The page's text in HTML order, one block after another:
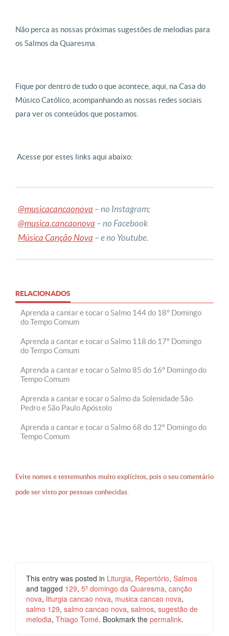
Não perca as nossas próximas sugestões de melodias para
os Salmos da Quaresma.
Fique por dentro de tudo o que acontece, aqui, na Casa do
Músico Católico, acompanhando as nossas redes sociais
para ver os conteúdos que postamos.
Acesse por estes links aqui abaixo:
@musicacancaonova – no Instagram;
@musica.cancaonova – no Facebook
Música Canção Nova – e no Youtube.
RELACIONADOS
Aprenda a cantar e tocar o Salmo 144 do 18° Domingo
do Tempo Comum
Aprenda a cantar e tocar o Salmo 118 do 17º Domingo
do Tempo Comum
Aprenda a cantar e tocar o Salmo 85 do 16º Domingo do
Tempo Comum
Aprenda a cantar e tocar o Salmo da Solenidade São
Pedro e São Paulo Apóstolo
Aprenda a cantar e tocar o Salmo 68 do 12° Domingo do
Tempo Comum
Evite nomes e testemunhos muito explícitos, pois o seu comentário
pode ser visto por pessoas conhecidas.
This entry was posted in Liturgia, Repertório, Salmos
and tagged 129, 5º domingo da Quaresma, canção
nova, liturgia cancao nova, musica cancao nova,
salmo 129, salmo cancao nova, salmos, sugestão de
melodia, Thiago Tomé. Bookmark the permalink.